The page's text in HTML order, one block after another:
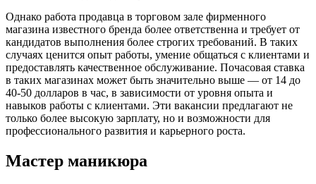
Однако работа продавца в торговом зале фирменного
магазина известного бренда более ответственна и требует от
кандидатов выполнения более строгих требований. В таких
случаях ценится опыт работы, умение общаться с клиентами и
предоставлять качественное обслуживание. Почасовая ставка
в таких магазинах может быть значительно выше — от 14 до
40-50 долларов в час, в зависимости от уровня опыта и
навыков работы с клиентами. Эти вакансии предлагают не
только более высокую зарплату, но и возможности для
профессионального развития и карьерного роста.
Мастер маникюра